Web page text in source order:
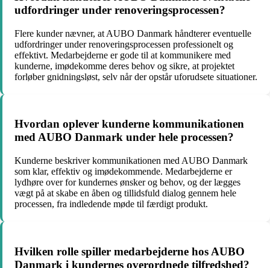
udfordringer under renoveringsprocessen?
Flere kunder nævner, at AUBO Danmark håndterer eventuelle
udfordringer under renoveringsprocessen professionelt og
effektivt. Medarbejderne er gode til at kommunikere med
kunderne, imødekomme deres behov og sikre, at projektet
forløber gnidningsløst, selv når der opstår uforudsete situationer.
Hvordan oplever kunderne kommunikationen
med AUBO Danmark under hele processen?
Kunderne beskriver kommunikationen med AUBO Danmark
som klar, effektiv og imødekommende. Medarbejderne er
lydhøre over for kundernes ønsker og behov, og der lægges
vægt på at skabe en åben og tillidsfuld dialog gennem hele
processen, fra indledende møde til færdigt produkt.
Hvilken rolle spiller medarbejderne hos AUBO
Danmark i kundernes overordnede tilfredshed?